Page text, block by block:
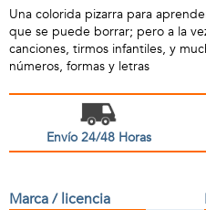
Una colorida pizarra para
que se puede borrar; pero a la
canciones, tirmos infantiles, y
números, formas y letras
Envío 24/48 Horas
Marca / licencia